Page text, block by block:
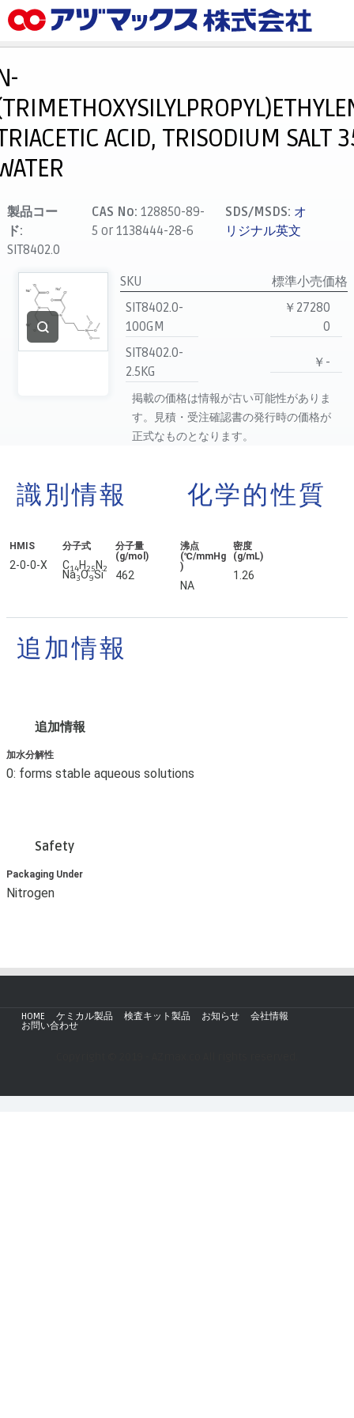
メニュー
カート
マイアカウント
主要取扱ブランド
支払い
製品検索
見積発行
ACID, TRISODIUM SALT
製品コー
ド:
SIT8402.0
CAS No: 128850-89-
5 or 1138444-28-6
SDS/MSDS: オ
リジナル英文
SKU
標準小売価格
SIT8402.0-
100GM
￥27280
0
SIT8402.0-
2.5KG
￥-
掲載の価格は情報が古い可能性がありま
す。見積・受注確認書の発行時の価格が
正式なものとなります。
識別情報
HMIS
2-0-0-X
分子式
C14H25N2
Na3O9Si
分子量
(g/mol)
462
化学的性質
沸点
(℃/mmHg
)
NA
密度
(g/mL)
1.26
追加情報
追加情報
加水分解性
0: forms stable aqueous solutions
Safety
Packaging Under
Nitrogen
HOME ケミカル製品 検査キット製品 お知らせ
会社情報
お問い合わせ